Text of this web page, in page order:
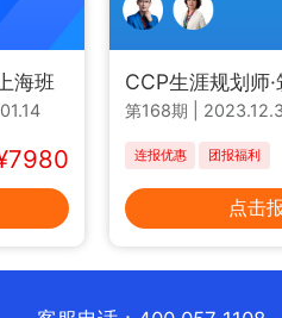
海班 CCP生涯规划师
第168期
连报优惠 团报福利
点击